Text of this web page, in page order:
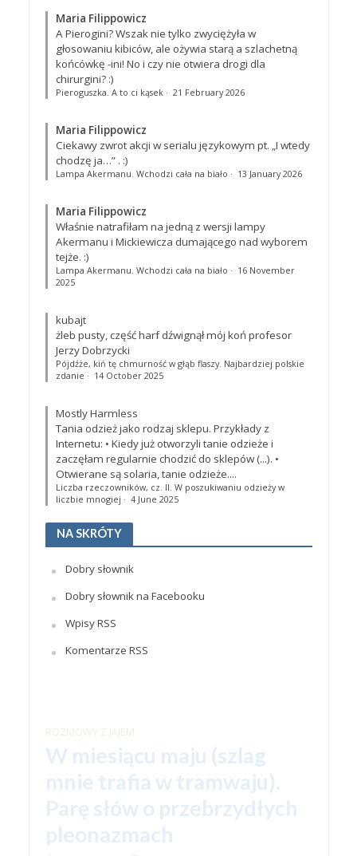
Maria Filippowicz
A Pierogini? Wszak nie tylko zwyciężyła w
głosowaniu kibiców, ale ożywia starą a szlachetną
końcówkę -ini! No i czy nie otwiera drogi dla
chirurgini? :)
Pieroguszka. A to ci kąsek· 21 February 2026
Maria Filippowicz
Ciekawy zwrot akcji w serialu językowym pt. „I wtedy
chodzę ja…”. :)
Lampa Akermanu. Wchodzi cała na biało · 13 January 2026
Maria Filippowicz
Właśnie natrafiłam na jedną z wersji lampy
Akermanu i Mickiewicza dumającego nad wyborem
tejże. :)
Lampa Akermanu. Wchodzi cała na biało · 16 November
2025
kubajt
żleb pusty, część harf dźwignął mój koń profesor
Jerzy Dobrzycki
Pójdźże, kiń tę chmurność w głąb flaszy. Najbardziej polskie
zdanie · 14 October 2025
Mostly Harmless
Tania odzież jako rodzaj sklepu. Przykłady z
Internetu: • Kiedy już otworzyli tanie odzieże i
zaczęłam regularnie chodzić do sklepów (...). •
Otwierane są solaria, tanie odzieże....
Liczba rzeczowników, cz. II. W poszukiwaniu odzieży w
liczbie mnogiej · 4 June 2025
NA SKRÓTY
Dobry słownik
Dobry słownik na Facebooku
Wpisy RSS
Komentarze RSS
ROZMOWY Z JAJEM
W miesiącu maju (szlag
mnie trafia w tramwaju).
Parę słów o przebrzydłych
pleonazmach